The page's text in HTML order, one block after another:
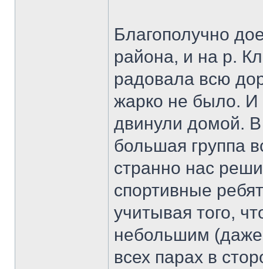
Благополучно
района, и на р.
радовала всю
жарко не было. И
двинули домой. В
большая группа
странно нас
спортивные
учитывая того,
небольшим
всех парах в